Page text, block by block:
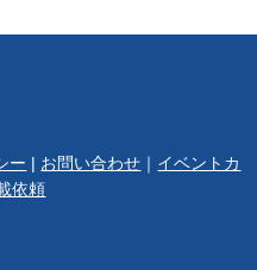
ー お問い合わせ
イベントカ
依頼